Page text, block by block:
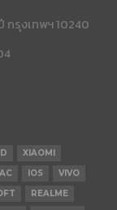
กรุงเทพฯ 10240
XIAOMI
IOS
VIVO
REALME